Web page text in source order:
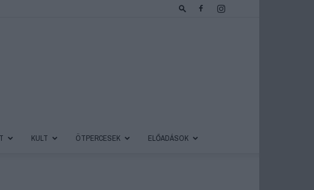
KULT ÖTPERCESEK ELŐADÁSOK